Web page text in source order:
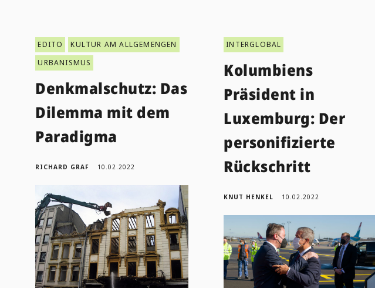
EDITO
KULTUR AM ALLGEMENGEN
URBANISMUS
Denkmalschutz: Das
Dilemma mit dem
Paradigma
RICHARD GRAF 10.02.2022
INTERGLOBAL
Kolumbiens
Präsident in
Luxemburg: Der
personifizierte
Rückschritt
KNUT HENKEL 10.02.2022